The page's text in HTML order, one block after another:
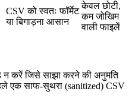
CSV को स्वतः फॉर्मेट
या बिगाड़ना आसान
केवल छोटी,
कम जोखिम
वाली फाइलें
करें जिसे साझा करने की अनुमति
एक साफ-सुथरा (sanitized) CSV